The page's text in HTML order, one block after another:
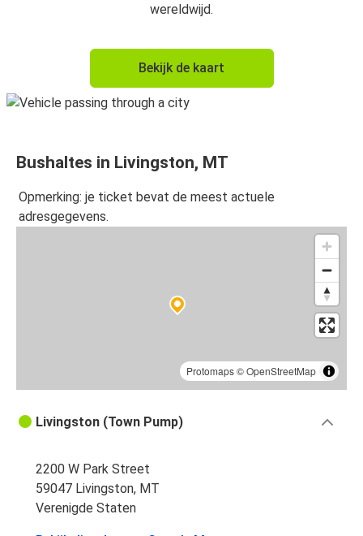
wereldwijd.
Bekijk de kaart
Bushaltes in Livingston, MT
Opmerking: je ticket bevat de meest actuele
adresgegevens.
Protomaps©OpenStreetMap
Livingston (Town Pump)
2200 W Park Street
59047 Livingston, MT
Verenigde Staten